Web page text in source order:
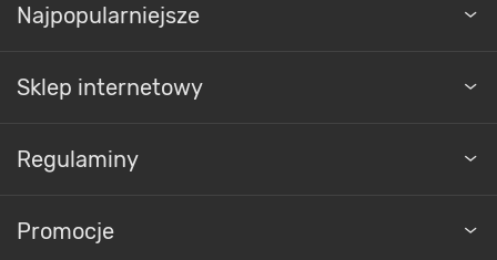
Najpopularniejsze
Sklep internetowy
Regulaminy
Promocje